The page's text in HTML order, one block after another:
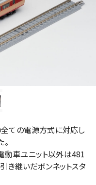
ての電源方式に対応し
車ユニット以外は481
き継いだボンネットスタ